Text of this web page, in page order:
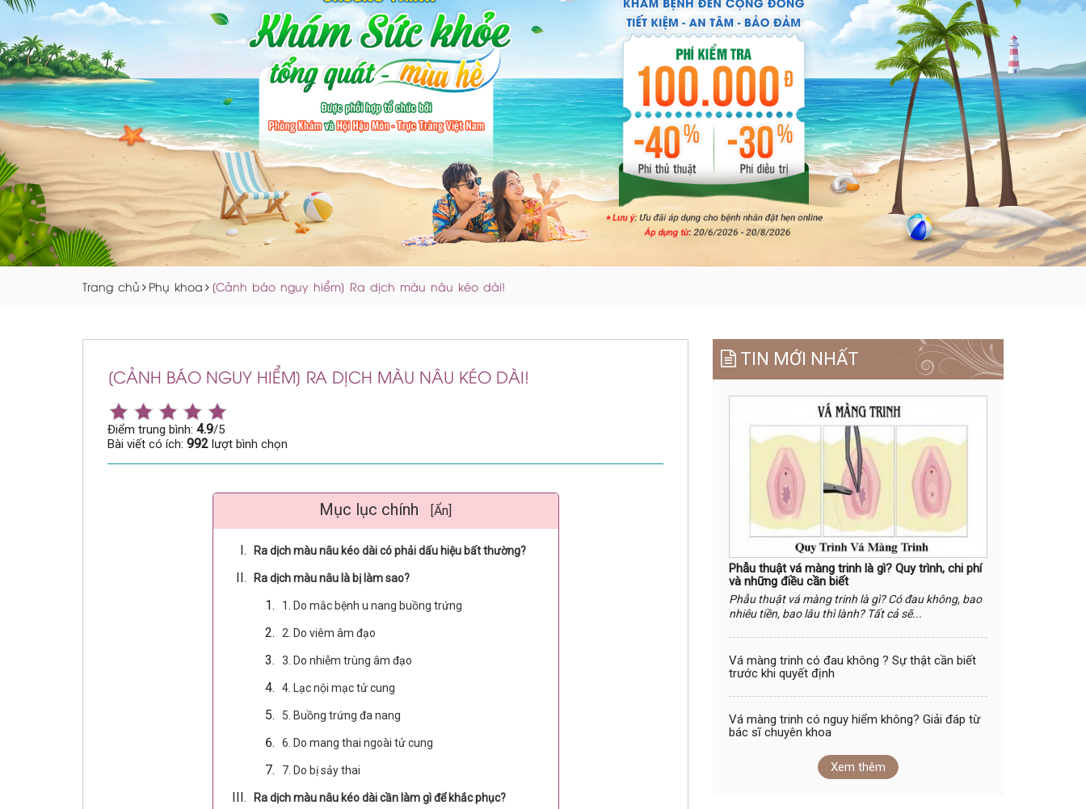
Trang chủ Phụ khoa [Cảnh báo nguy hiểm] Ra dịch màu nâu kéo dài!
[CẢNH BÁO NGUY HIỂM] RA DỊCH MÀU NÂU KÉO DÀI!
Điểm trung bình: 4.9/5
Bài viết có ích: 992 lượt bình chọn
Mục lục chính [Ẩn]
Ra dịch màu nâu kéo dài có phải dấu hiệu bất thường?
Ra dịch màu nâu là bị làm sao?
1. Do mắc bệnh u nang buồng trứng
2. Do viêm âm đạo
3. Do nhiễm trùng âm đạo
4. Lạc nội mạc tử cung
5. Buồng trứng đa nang
6. Do mang thai ngoài tử cung
7. Do bị sảy thai
Ra dịch màu nâu kéo dài cần làm gì để khắc phục?
TIN MỚI NHẤT
Phẫu thuật vá màng trinh là gì? Quy trình, chi phí
và những điều cần biết
Phẫu thuật vá màng trinh là gì? Có đau không, bao
nhiêu tiền, bao lâu thì lành? Tất cả sẽ...
Vá màng trinh có đau không ? Sự thật cần biết
trước khi quyết định
Vá màng trinh có nguy hiểm không? Giải đáp từ
bác sĩ chuyên khoa
Xem thêm